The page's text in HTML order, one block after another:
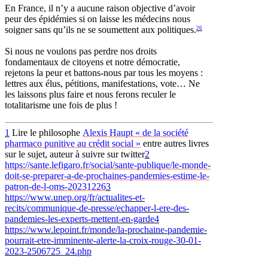
En France, il n’y a aucune raison objective d’avoir
peur des épidémies si on laisse les médecins nous
soigner sans qu’ils ne se soumettent aux politiques.26
Si nous ne voulons pas perdre nos droits
fondamentaux de citoyens et notre démocratie,
rejetons la peur et battons-nous par tous les moyens :
lettres aux élus, pétitions, manifestations, vote… Ne
les laissons plus faire et nous ferons reculer le
totalitarisme une fois de plus !
1 Lire le philosophe Alexis Haupt « de la société
pharmaco punitive au crédit social » entre autres livres
sur le sujet, auteur à suivre sur twitter2
https://sante.lefigaro.fr/social/sante-publique/le-monde-
doit-se-preparer-a-de-prochaines-pandemies-estime-le-
patron-de-l-oms-202312263
https://www.unep.org/fr/actualites-et-
recits/communique-de-presse/echapper-l-ere-des-
pandemies-les-experts-mettent-en-garde4
https://www.lepoint.fr/monde/la-prochaine-pandemie-
pourrait-etre-imminente-alerte-la-croix-rouge-30-01-
2023-2506725_24.php